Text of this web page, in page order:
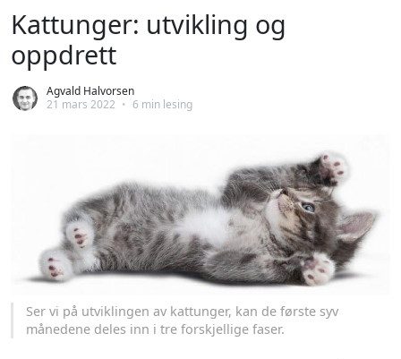
Kattunger: utvikling og
oppdrett
Agvald Halvorsen
21 mars 2022 • 6 min lesing
Ser vi på utviklingen av kattunger, kan de første syv
månedene deles inn i tre forskjellige faser.